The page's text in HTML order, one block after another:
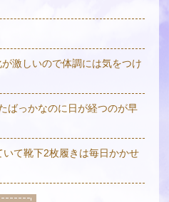
激しいので体調には気をつけ
ばっかなのに日が経つのが早
て靴下2枚履きは毎日かかせ